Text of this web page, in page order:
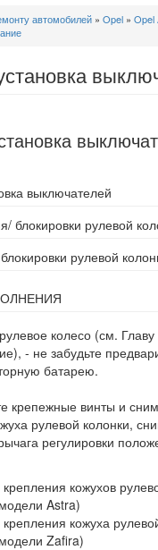
автомобилей » Opel » Opel
выключателей
блокировки рулевой
рулевой
колесо (см.
- не забудьте
батарею.
крепежные винты и
рулевой колонки,
регулировки
кожухов
Astra)
кожуха
Zafira)